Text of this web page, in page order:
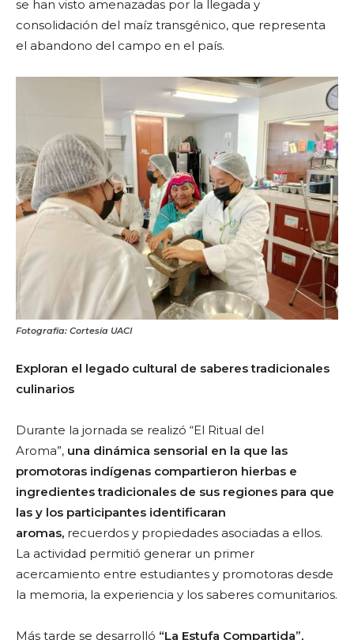
se han visto amenazadas por la llegada y
consolidación del maíz transgénico, que representa
el abandono del campo en el país.
Fotografía: Cortesía UACI
Exploran el legado cultural de saberes tradicionales
culinarios
Durante la jornada se realizó “El Ritual del
Aroma”, una dinámica sensorial en la que las
promotoras indígenas compartieron hierbas e
ingredientes tradicionales de sus regiones para que
las y los participantes identificaran
aromas, recuerdos y propiedades asociadas a ellos.
La actividad permitió generar un primer
acercamiento entre estudiantes y promotoras desde
la memoria, la experiencia y los saberes comunitarios.
Más tarde se desarrolló “La Estufa Compartida”,